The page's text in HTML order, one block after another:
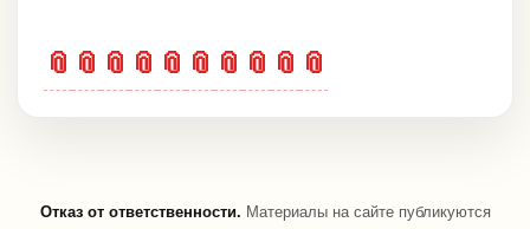
📎 📎 📎 📎 📎 📎 📎 📎 📎 📎
Отказ от ответственности. Материалы на сайте публикуются